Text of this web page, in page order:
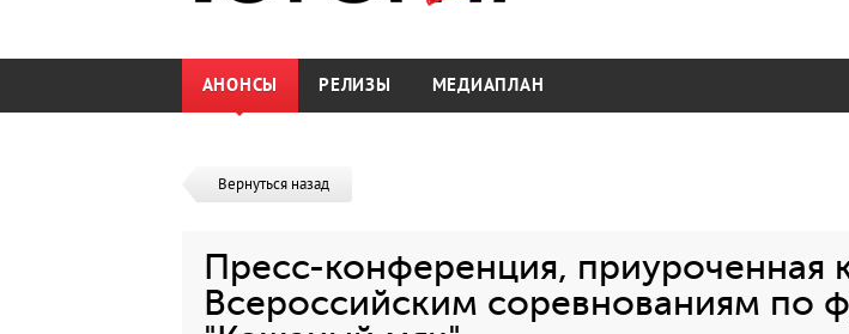
АНОНСЫ РЕЛИЗЫ МЕДИАПЛАН
Вернуться назад
Пресс-конференция, приуроченная
Всероссийским соревнованиям по